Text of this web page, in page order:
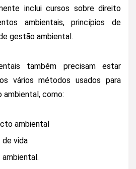
inclui cursos sobre direito
ambientais, princípios de
gestão ambiental.
também precisam estar
vários métodos usados para
ambiental, como:
ambiental
vida